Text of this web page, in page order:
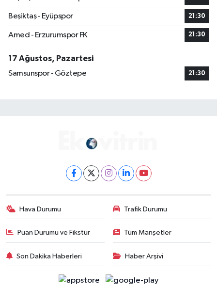
Beşiktaş - Eyüpspor 21:30
Amed - Erzurumspor FK 21:30
17 Ağustos, Pazartesi
Samsunspor - Göztepe
21:30
Hava Durumu Trafik Durumu
Puan Durumu ve Fikstür Tüm Manşetler
Son Dakika Haberleri Haber Arşivi